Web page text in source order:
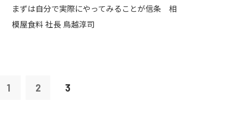
まずは自分で実際にやってみることが信条 相
模屋食料 社長 鳥越淳司
1 2 3